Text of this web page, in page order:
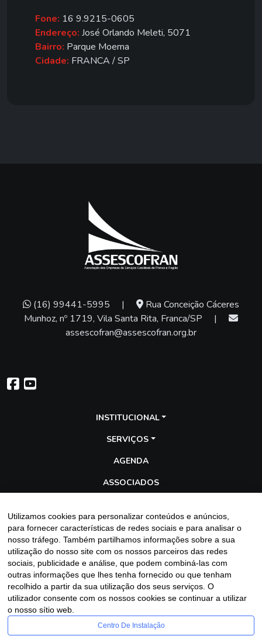
Fone: 16 9.9215-0605
Endereço: José Orlando Meleti, 5071
Bairro: Parque Moema
Cidade: FRANCA / SP
(16) 99441-5995 |
Rua Conceição Cáceres
Munhoz, nº 1719, Vila Santa Rita, Franca/SP
|
assescofran@assescofran.org.br
INSTITUCIONAL
SERVIÇOS
AGENDA
ASSOCIADOS
GALERIA
BLOG
Entre em contato
Utilizamos cookies para personalizar conteúdos e anúncios,
para fornecer características de redes sociais e para analisar o
nosso tráfego. Também partilhamos informações sobre a sua
utilização do nosso site com os nossos parceiros das redes
sociais, publicidade e análise, que podem combiná-las com
outras informações que lhes tenha fornecido ou que tenham
recolhido a partir da sua utilização dos seus serviços. O
utilizador consente com os nossos cookies se continuar a utilizar
o nosso sítio web.
Centro De Instalação